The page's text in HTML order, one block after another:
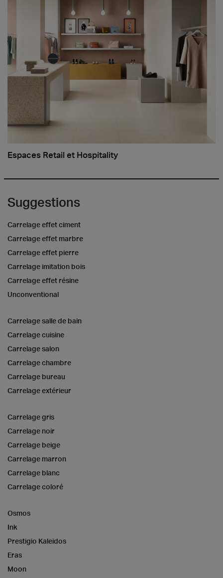
Espaces Retail et Hospitality
Suggestions
Carrelage effet ciment
Carrelage effet marbre
Carrelage effet pierre
Carrelage imitation bois
Carrelage effet résine
Unconventional
Carrelage salle de bain
Carrelage cuisine
Carrelage salon
Carrelage chambre
Carrelage bureau
Carrelage extérieur
Carrelage gris
Carrelage noir
Carrelage beige
Carrelage marron
Carrelage blanc
Carrelage coloré
Osmos
Ink
Prestigio Kaleidos
Eras
Moon